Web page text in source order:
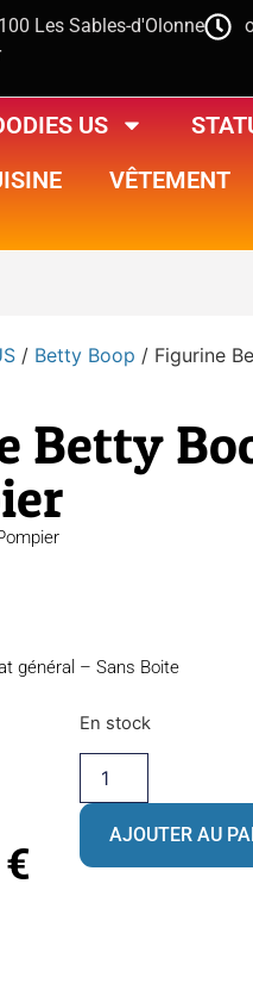
Les Sables-d'Olonne
US
VÊTEMENT
/ Betty Boop / Figurine
Betty
général – Sans Boite
€
En stock
AJOUTER AU